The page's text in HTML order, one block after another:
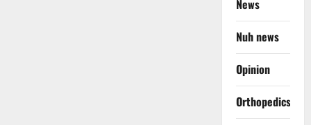
News
Nuh news
Opinion
Orthopedics